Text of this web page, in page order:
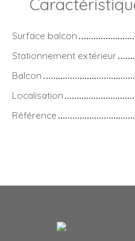
Surface balcon
Stationnement extérieur
Balcon
Localisation
Référence